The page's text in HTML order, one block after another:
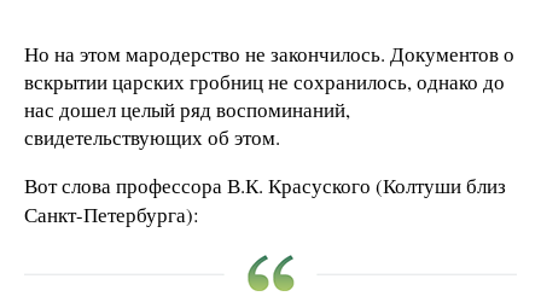
Но на этом мародерство не закончилось. Документов о
вскрытии царских гробниц не сохранилось, однако до
нас дошел целый ряд воспоминаний,
свидетельствующих об этом.
Вот слова профессора В.К. Красуского (Колтуши близ
Санкт-Петербурга):